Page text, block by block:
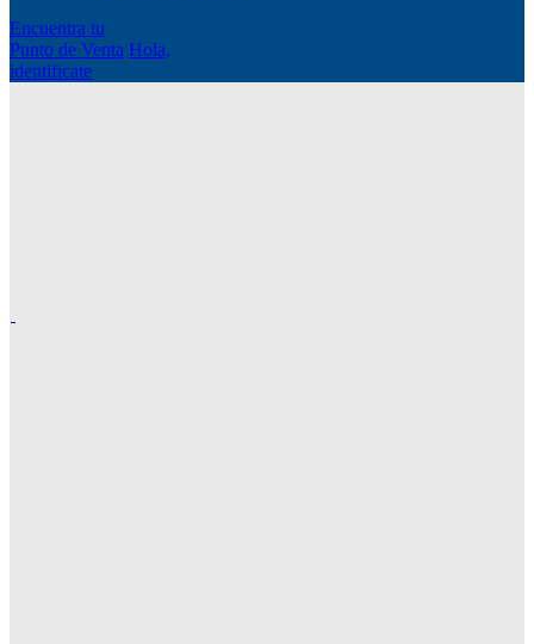
Encuentra tu
Punto de Venta Hola,
identificate